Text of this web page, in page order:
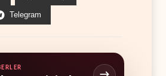
Telegram